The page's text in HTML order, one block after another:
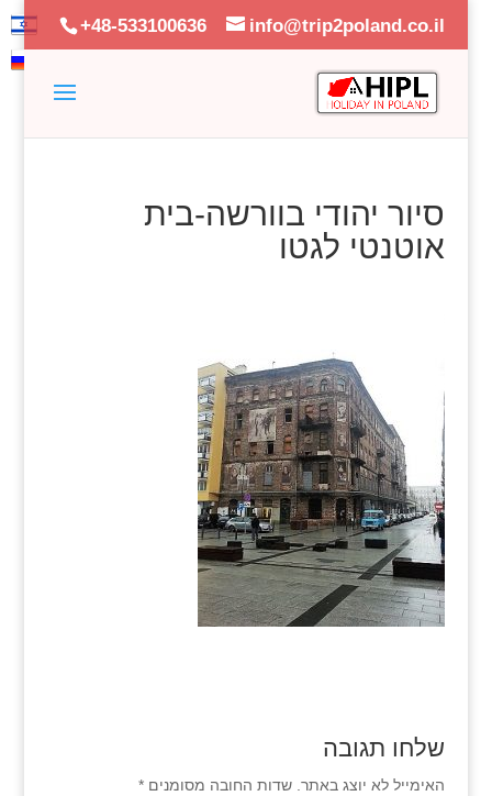
+48-533100636 info@trip2poland.co.il
סיור יהודי בוורשה-בית
אוטנטי לגטו
שלחו תגובה
האימייל לא יוצג באתר. שדות החובה מסומנים *